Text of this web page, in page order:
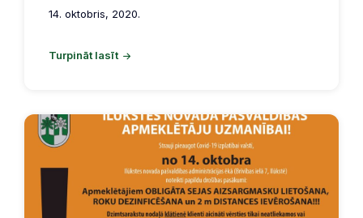
14. oktobris, 2020.
Turpināt lasīt